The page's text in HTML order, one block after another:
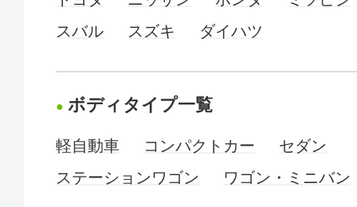
スバル
スズキ ダイハツ
ボディタイプ一覧
軽自動車 コンパクトカー
セダン
ステーションワゴン
ワゴン・ミニバン